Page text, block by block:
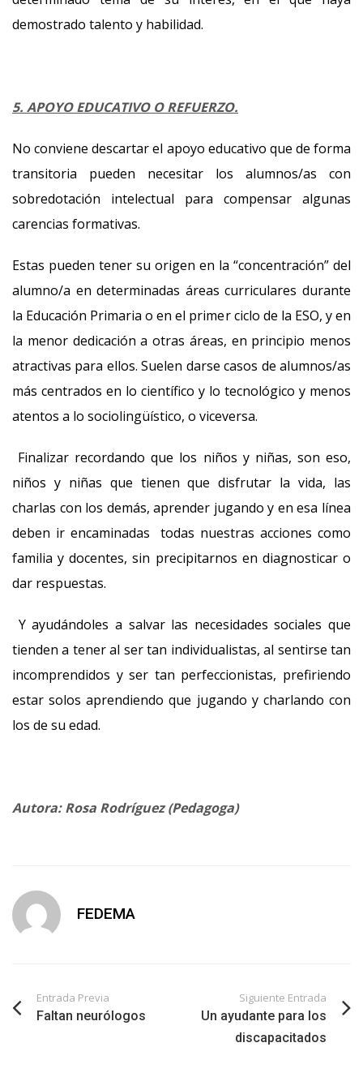
demostrado talento y habilidad.
5. APOYO EDUCATIVO O REFUERZO.
No conviene descartar el apoyo educativo que de forma
transitoria pueden necesitar los alumnos/as con
sobredotación intelectual para compensar algunas
carencias formativas.
Estas pueden tener su origen en la “concentración” del
alumno/a en determinadas áreas curriculares durante
la Educación Primaria o en el primer ciclo de la ESO, y en
la menor dedicación a otras áreas, en principio menos
atractivas para ellos. Suelen darse casos de alumnos/as
más centrados en lo científico y lo tecnológico y menos
atentos a lo sociolingüístico, o viceversa.
Finalizar recordando que los niños y niñas, son eso,
niños y niñas que tienen que disfrutar la vida, las
charlas con los demás, aprender jugando y en esa línea
deben ir encaminadas todas nuestras acciones como
familia y docentes, sin precipitarnos en diagnosticar o
dar respuestas.
Y ayudándoles a salvar las necesidades sociales que
tienden a tener al ser tan individualistas, al sentirse tan
incomprendidos y ser tan perfeccionistas, prefiriendo
estar solos aprendiendo que jugando y charlando con
los de su edad.
Autora: Rosa Rodríguez (Pedagoga)
FEDEMA
Entrada Previa
Faltan neurólogos
Siguiente Entrada
Un ayudante para los
discapacitados